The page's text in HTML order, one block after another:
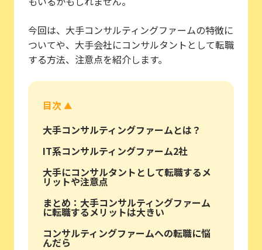
今回は、大手コンサルティングファームの特徴に
ついてや、大手会社にコンサルタントとして転職
する方法、注意点を紹介します。
目次 ▲
大手コンサルティングファームとは？
IT系コンサルティングファーム2社
大手にコンサルタントとして転職するメ
リットや注意点
まとめ：大手コンサルティングファーム
に転職するメリットは大きい
コンサルティングファームへの転職に悩
んだら